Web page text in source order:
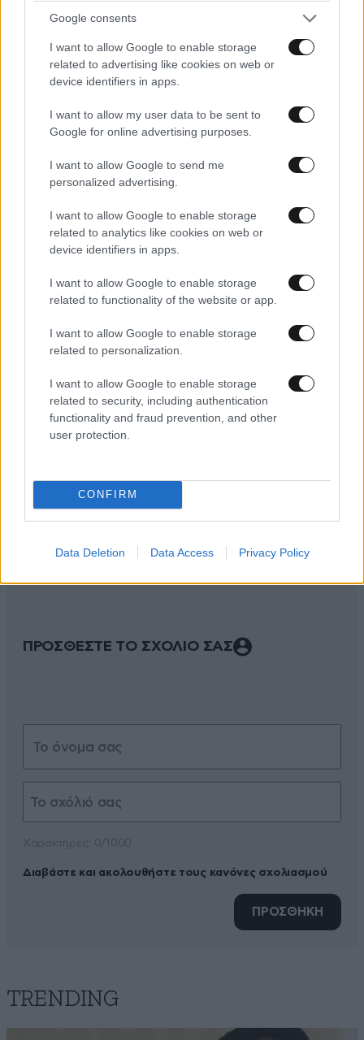
Google consents
I want to allow Google to enable storage
related to advertising like cookies on web or
device identifiers in apps.
I want to allow my user data to be sent to
Google for online advertising purposes.
I want to allow Google to send me
personalized advertising.
I want to allow Google to enable storage
related to analytics like cookies on web or
device identifiers in apps.
I want to allow Google to enable storage
related to functionality of the website or app.
I want to allow Google to enable storage
related to personalization.
I want to allow Google to enable storage
related to security, including authentication
functionality and fraud prevention, and other
user protection.
CONFIRM
Data Deletion Data Access Privacy Policy
Lençóis Maranhenses: Ένα ταξίδι στη Βραζιλία,
και μάθετε πρώτοι όλες τις ειδήσεις
0 ΣΧΌΛΙΑ ΑΝΑΓΝΩΣΤΏΝ
ΠΡΟΣΘΕΣΤΕ ΤΟ ΣΧΟΛΙΟ ΣΑΣ
Διαβάστε και ακολουθήστε τους κανόνες σχολιασμού
ΠΡΟΣΘΗΚΗ
TRENDING